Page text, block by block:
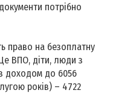
потрібно
право на безоплатну
ВПО, діти, люди з
доходом до 6056
років) – 4722